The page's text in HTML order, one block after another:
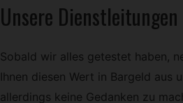
Unsere
Sobald wir alles getestet haben,
Ihnen diesen Wert in Bargeld aus
allerdings keine Gedanken zu